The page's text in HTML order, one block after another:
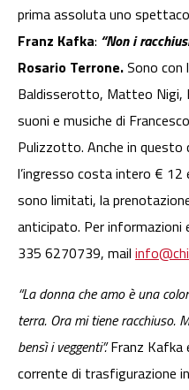
prima assoluta uno
Franz Kafka: “Non i
Rosario Terrone.Sono con
Baldisserotto, Matteo Nigi,
suoni e musiche di
Pulizzotto. Anche in questo
l’ingresso costa intero €
sono limitati, la
anticipato. Per
335 6270739, mail
“La donna che amo è una
terra. Ora mi tiene racchiuso.
bensì i veggenti”.Franz Kafka
corrente di trasfigurazione